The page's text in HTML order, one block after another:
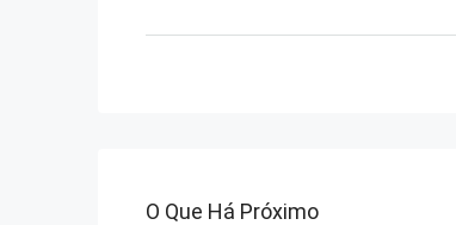
O Que Há Próximo